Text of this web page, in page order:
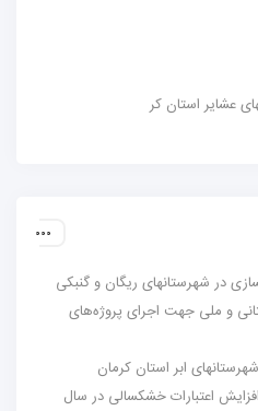
عشایر استان کر
در شهرستانهای ریگان و گنبکی
و ملی جهت اجرای پروژه‌های
ابر استان کرمان
اعتبارات خشکسالی در سال